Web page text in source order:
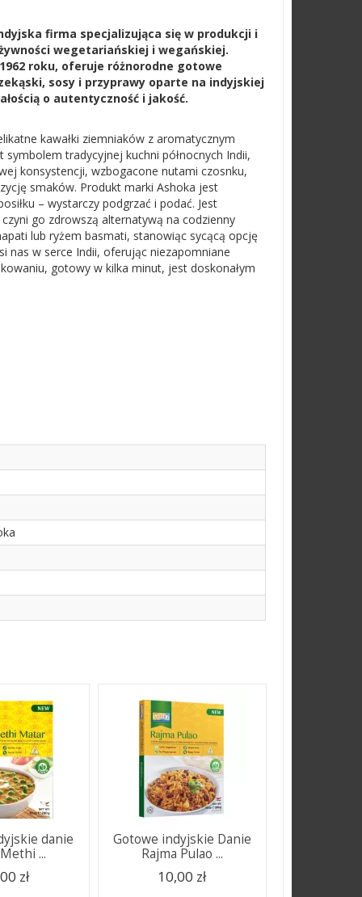
firma specjalizująca się w produkcji i
wegetariańskiej i wegańskiej.
roku, oferuje różnorodne gotowe
sosy i przyprawy oparte na indyjskiej
o autentyczność i jakość.
kawałki ziemniaków z aromatycznym
tradycyjnej kuchni północnych Indii,
konsystencji, wzbogacone nutami czosnku,
smaków. Produkt marki Ashoka jest
– wystarczy podgrzać i podać. Jest
go zdrowszą alternatywą na codzienny
lub ryżem basmati, stanowiąc sycącą opcję
nas w serce Indii, oferując niezapomniane
gotowy w kilka minut, jest doskonałym
danie
...
zł
Gotowe indyjskie Danie
Rajma Pulao ...
10,00 zł